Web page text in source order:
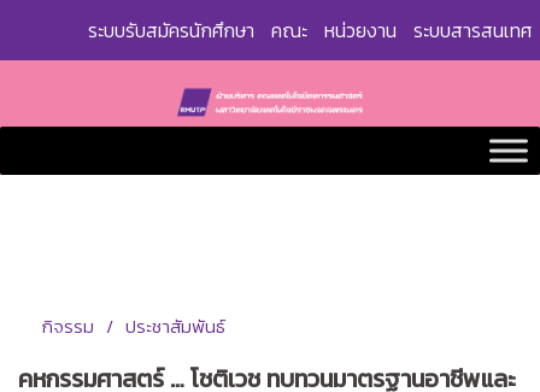
ระบบรับสมัครนักศึกษา คณะ หน่วยงาน ระบบสารสนเทศ
กิจรรม ประชาสัมพันธ์
คหกรรมศาสตร์ … โชติเวช ทบทวนมาตรฐานอาชีพและ